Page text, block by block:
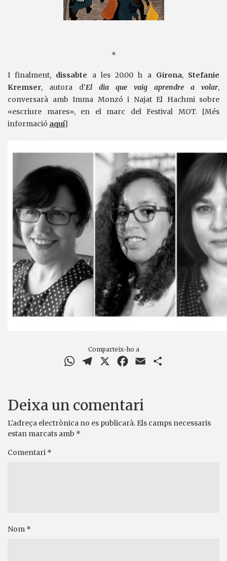
*
I finalment, dissabte a les 20.00 h a Girona, Stefanie
Kremser, autora d’El dia que vaig aprendre a volar,
conversarà amb Imma Monzó i Najat El Hachmi sobre
«escriure mares», en el marc del Festival MOT. [Més
informació aquí]
Comparteix-ho a
WhatsAppTelegram Facebook
Email
Deixa un comentari
L'adreça electrònica no es publicarà. Els camps necessaris
estan marcats amb *
Comentari *
Nom *